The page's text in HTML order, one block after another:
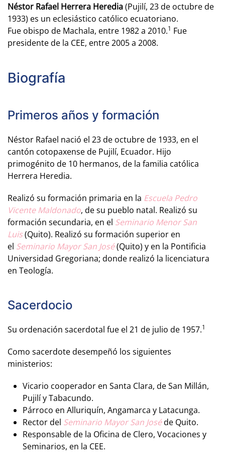
Néstor Rafael Herrera Heredia(Pujilí, 23 de octubre de
1933) es un eclesiástico católico ecuatoriano.
Fue obispo de Machala, entre 1982 a 2010.1 ​ Fue
presidente de la CEE, entre 2005 a 2008.
Biografía
Primeros años y formación
Néstor Rafael nació el 23 de octubre de 1933, en el
cantón cotopaxense de Pujilí, Ecuador. Hijo
primogénito de 10 hermanos, de la familia católica
Herrera Heredia.
Realizó su formación primaria en la Escuela Pedro
Vicente Maldonado, de su pueblo natal. Realizó su
formación secundaria, en el Seminario Menor San
Luis(Quito). Realizó su formación superior en
el Seminario Mayor San José(Quito) y en la Pontificia
Universidad Gregoriana; donde realizó la licenciatura
en Teología.
Sacerdocio
Su ordenación sacerdotal fue el 21 de julio de 1957.1
Como sacerdote desempeñó los siguientes
ministerios:
Vicario cooperador en Santa Clara, de San Millán,
Pujilí y Tabacundo.
Párroco en Alluriquín, Angamarca y Latacunga.
Rector del Seminario Mayor San Joséde Quito.
Responsable de la Oficina de Clero, Vocaciones y
Seminarios, en la CEE.